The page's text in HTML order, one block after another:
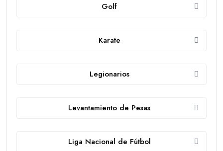
Golf
Karate
Legionarios
Levantamiento de Pesas
Liga Nacional de Fútbol